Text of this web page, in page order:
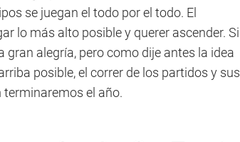
se juegan el todo por el todo. El
lo más alto posible y querer ascender. Si
alegría, pero como dije antes la idea
posible, el correr de los partidos y sus
el año.